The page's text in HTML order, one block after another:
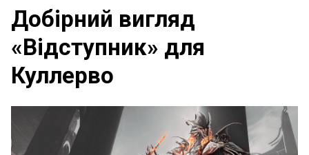
Добірний вигляд
«Відступник» для
Куллерво